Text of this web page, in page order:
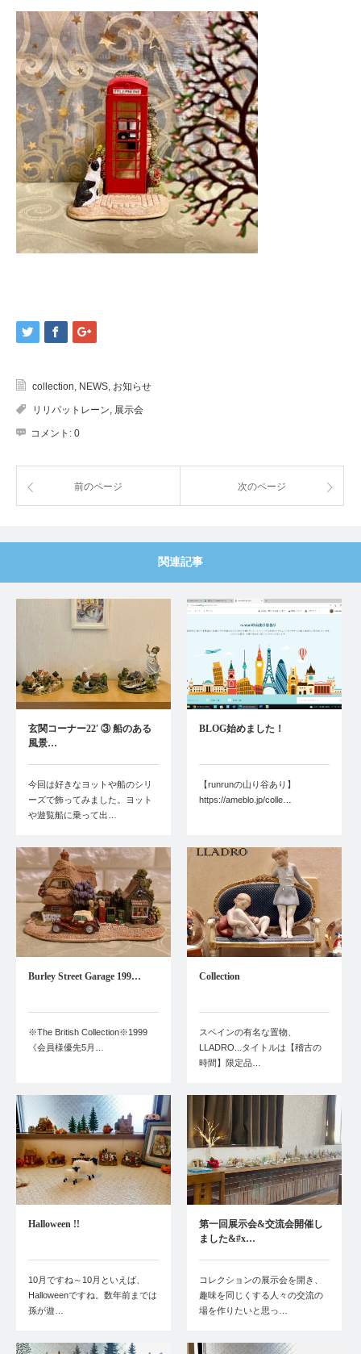
collection, NEWS, お知らせ
リリパットレーン, 展示会
コメント: 0
前のページ 次のページ
関連記事
玄関コーナー22′ ③ 船のある
風景…
今回は好きなヨットや船のシリ
ーズで飾ってみました。ヨット
や遊覧船に乗って出…
BLOG始めました！
【runrunの山り谷あり】
https://ameblo.jp/colle…
Burley Street Garage 199…
※The British Collection※1999
《会員様優先5月…
Collection
スペインの有名な置物、
LLADRO...タイトルは【稽古の
時間】限定品…
Halloween !!
10月ですね～10月といえば、
Halloweenですね。数年前までは
孫が遊…
第一回展示会&交流会開催し
ました&#x…
コレクションの展示会を開き、
趣味を同じくする人々の交流の
場を作りたいと思っ…